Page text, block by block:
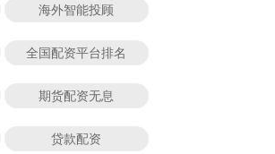
海外智能投顾
全国配资平台排名
期货配资无息
贷款配资